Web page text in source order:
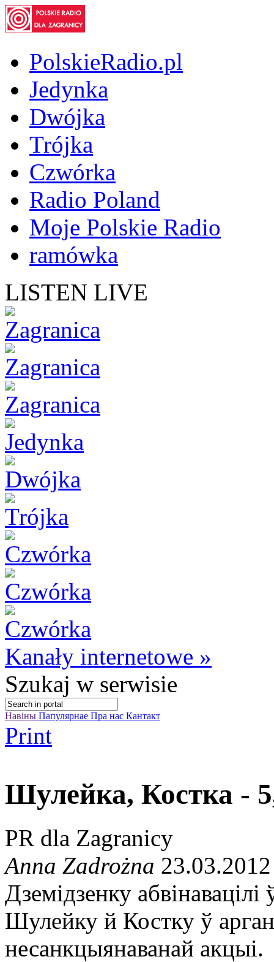
PolskieRadio.pl
Jedynka
Dwójka
Trójka
Czwórka
Radio Poland
Moje Polskie Radio
ramówka
LISTEN LIVE
Kanały internetowe »
Szukaj w serwisie
Навіны Папулярнае Пра нас Кантакт
Print
Шулейка, Костка -
PR dla Zagranicy
Anna Zadrożna
Дземідзенку
Шулейку й Костку ў
несанкцыянаванай акцыі.